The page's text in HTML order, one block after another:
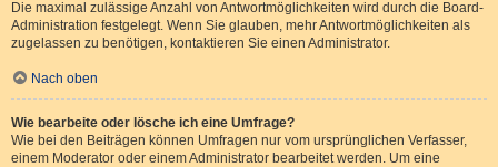
Die maximal zulässige Anzahl von Antwortmöglichkeiten wird durch die Board-
Administration festgelegt. Wenn Sie glauben, mehr Antwortmöglichkeiten als
zugelassen zu benötigen, kontaktieren Sie einen Administrator.
Nach oben
Wie bearbeite oder lösche ich eine Umfrage?
Wie bei den Beiträgen können Umfragen nur vom ursprünglichen Verfasser,
einem Moderator oder einem Administrator bearbeitet werden. Um eine